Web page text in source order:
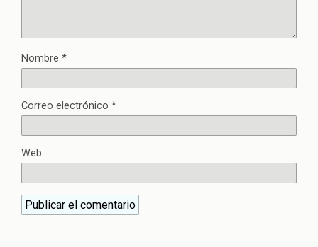
Nombre *
Correo electrónico *
Web